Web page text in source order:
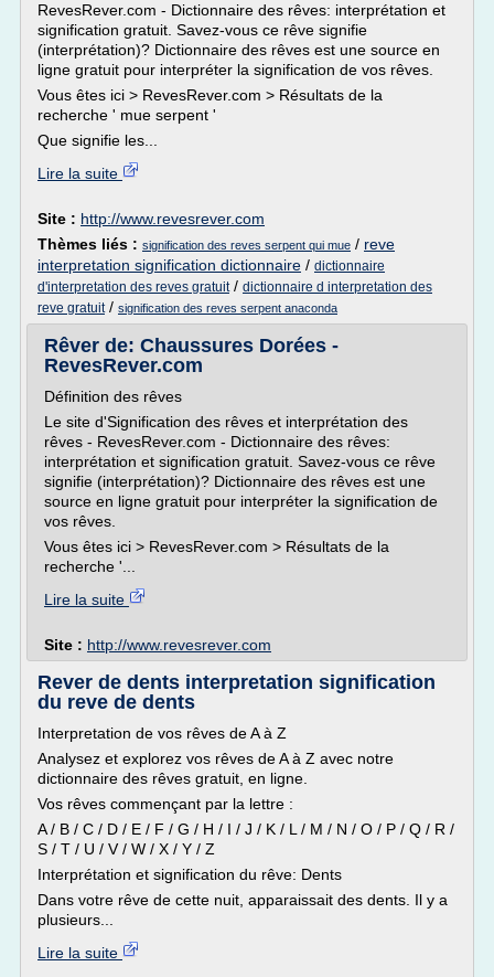
RevesRever.com - Dictionnaire des rêves: interprétation et
signification gratuit. Savez-vous ce rêve signifie
(interprétation)? Dictionnaire des rêves est une source en
ligne gratuit pour interpréter la signification de vos rêves.
Vous êtes ici > RevesRever.com > Résultats de la
recherche ' mue serpent '
Que signifie les...
Lire la suite
Site : http://www.revesrever.com
Thèmes liés : signification des reves serpent qui mue / reve
interpretation signification dictionnaire / dictionnaire
d'interpretation des reves gratuit/ dictionnaire d interpretation des
reve gratuit/ signification des reves serpent anaconda
Rêver de: Chaussures Dorées -
RevesRever.com
Définition des rêves
Le site d'Signification des rêves et interprétation des
rêves - RevesRever.com - Dictionnaire des rêves:
interprétation et signification gratuit. Savez-vous ce rêve
signifie (interprétation)? Dictionnaire des rêves est une
source en ligne gratuit pour interpréter la signification de
vos rêves.
Vous êtes ici > RevesRever.com > Résultats de la
recherche '...
Lire la suite
Site : http://www.revesrever.com
Rever de dents interpretation signification
du reve de dents
Interpretation de vos rêves de A à Z
Analysez et explorez vos rêves de A à Z avec notre
dictionnaire des rêves gratuit, en ligne.
Vos rêves commençant par la lettre :
A / B / C / D / E / F / G / H / I / J / K / L / M / N / O / P / Q / R /
S / T / U / V / W / X / Y / Z
Interprétation et signification du rêve: Dents
Dans votre rêve de cette nuit, apparaissait des dents. Il y a
plusieurs...
Lire la suite